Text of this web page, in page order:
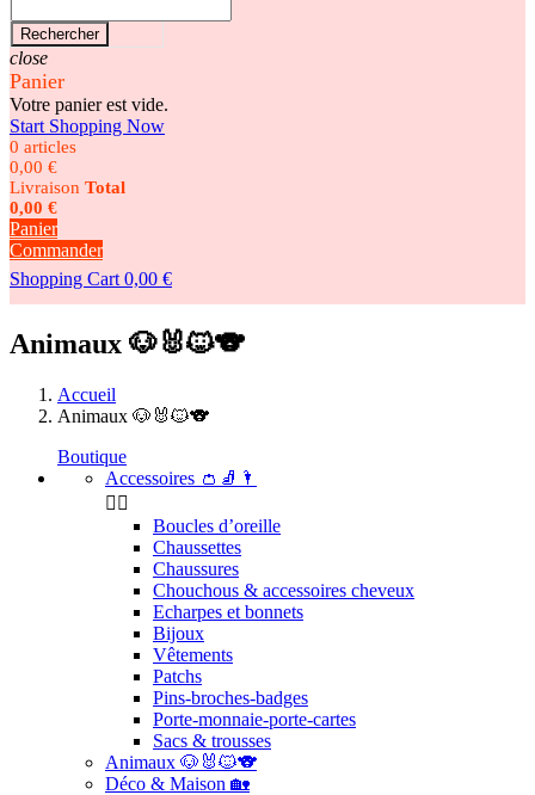
Rechercher
close
Panier
Votre panier est vide.
Start Shopping Now
0 articles
0,00 €
Livraison Total
0,00 €
Panier
Commander
Shopping Cart 0,00 €
Animaux 🐶🐰🐱🐨
Accueil
Animaux 🐶🐰🐱🐨
Boutique
Accessoires 👛🧦🌂
 
Boucles d’oreille
Chaussettes
Chaussures
Chouchous & accessoires cheveux
Echarpes et bonnets
Bijoux
Vêtements
Patchs
Pins-broches-badges
Porte-monnaie-porte-cartes
Sacs & trousses
Animaux 🐶🐰🐱🐨
Déco & Maison 🏡